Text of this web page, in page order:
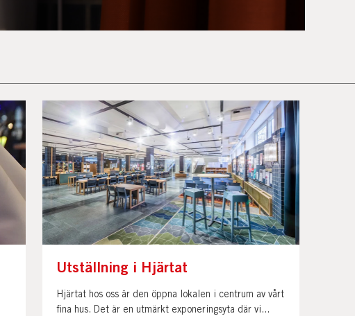
Utställning i Hjärtat
Hjärtat hos oss är den öppna lokalen i centrum av vårt
fina hus. Det är en utmärkt exponeringsyta där vi...